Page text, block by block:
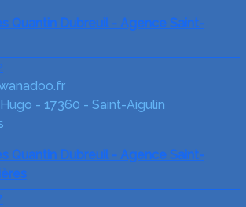
Quantin Dubreuil - Agence Saint-
- 17360 - Saint-Aigulin
Quantin Dubreuil - Agence Saint-